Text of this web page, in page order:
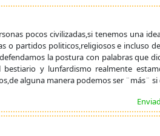
pocos civilizadas,si tenemos una
o partidos politicos,religiosos e incluso
la postura con palabras que
y lunfardismo realmente
alguna manera podemos ser ¨más¨